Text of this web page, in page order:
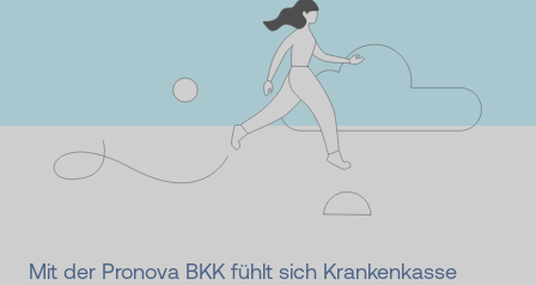
Mit der Pronova BKK fühlt sich Krankenkasse